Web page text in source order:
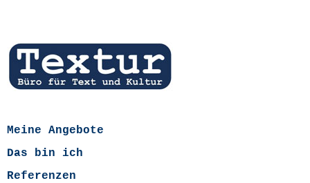
Meine Angebote
Das bin ich
Referenzen